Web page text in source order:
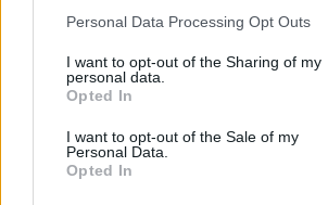
Personal Data Processing Opt Outs
I want to opt-out of the Sharing of my
personal data.
Opted In
I want to opt-out of the Sale of my
Personal Data.
Opted In
computing, proponendo processori Xeon e
multiaccesso che gli operatori sperano
bassa latenza. Questi produttori di chip sono
messaggio centrale: il telefono e la stazione
vincitori saranno coloro che sapranno offrire
un consumo energetico limitato.